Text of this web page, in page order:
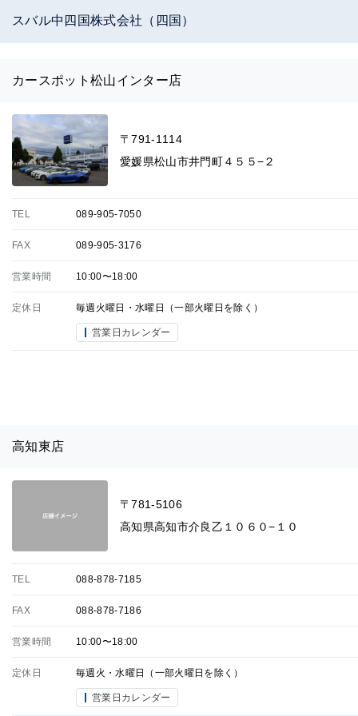
スバル中四国株式会社（四国）
カースポット松山インター店
〒791-1114
愛媛県松山市井門町４５５−２
TEL 089-905-7050
FAX 089-905-3176
営業時間 10:00〜18:00
定休日 毎週火曜日・水曜日（一部火曜日を除く）
営業日カレンダー
高知東店
〒781-5106
高知県高知市介良乙１０６０−１０
TEL 088-878-7185
FAX 088-878-7186
営業時間 10:00〜18:00
定休日 毎週火・水曜日（一部火曜日を除く）
営業日カレンダー